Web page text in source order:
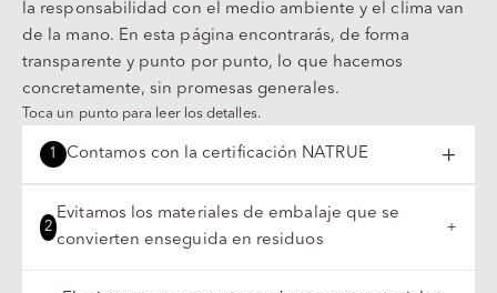
la responsabilidad con el medio ambiente y el clima van
de la mano. En esta página encontrarás, de forma
transparente y punto por punto, lo que hacemos
concretamente, sin promesas generales.
Toca un punto para leer los detalles.
1 Contamos con la certificación NATRUE
2
Evitamos los materiales de embalaje que se
convierten enseguida en residuos